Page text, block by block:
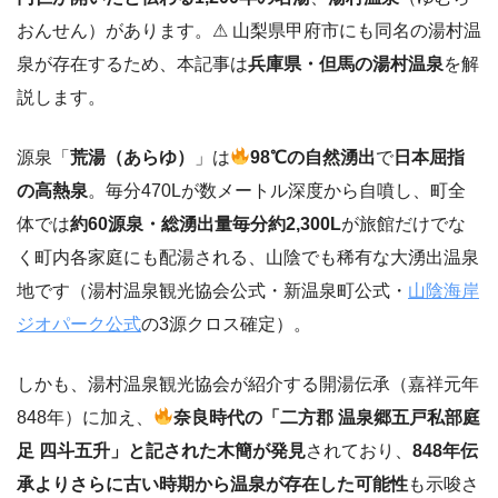
おんせん）があります。⚠ 山梨県甲府市にも同名の湯村温
泉が存在するため、本記事は兵庫県・但馬の湯村温泉を解
説します。
源泉「 荒湯（あらゆ） 」は 98℃の自然湧出で 日本屈指
の高熱泉。毎分470Lが数メートル深度から自噴し、町全
体では約60源泉・総湧出量毎分約2,300Lが旅館だけでな
く町内各家庭にも配湯される、山陰でも稀有な大湧出温泉
地です（湯村温泉観光協会公式・新温泉町公式・ 山陰海岸
ジオパーク公式の3源クロス確定）。
しかも、湯村温泉観光協会が紹介する開湯伝承（嘉祥元年
848年）に加え、
奈良時代の「二方郡 温泉郷五戸私部庭
足 四斗五升」と記された木簡が発見されており、 848年伝
承よりさらに古い時期から温泉が存在した可能性も示唆さ